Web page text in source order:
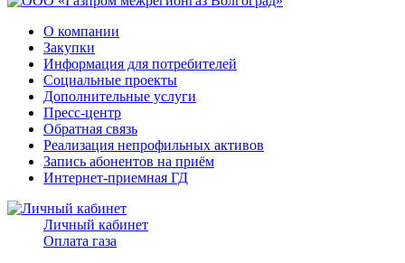
О компании
Закупки
Информация для потребителей
Социальные проекты
Дополнительные услуги
Пресс-центр
Обратная связь
Реализация непрофильных активов
Запись абонентов на приём
Интернет-приемная ГД
Личный кабинет
Оплата газа